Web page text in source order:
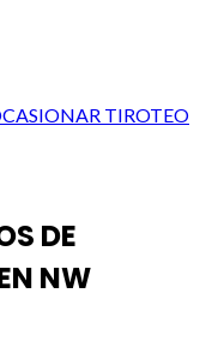
TIROTEO
DE
NW